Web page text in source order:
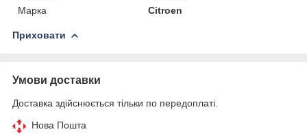
Марка
Citroen
Приховати
Умови доставки
Доставка здійснюється тільки по передоплаті.
Нова Пошта